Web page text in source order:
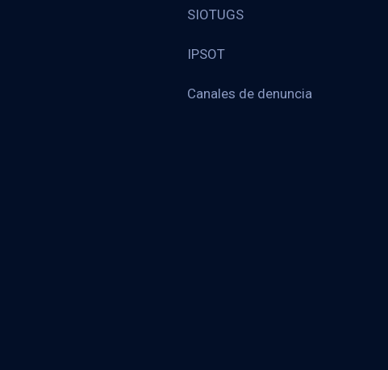
SIOTUGS
IPSOT
Canales de denuncia